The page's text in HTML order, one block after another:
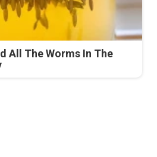
All The Worms In The